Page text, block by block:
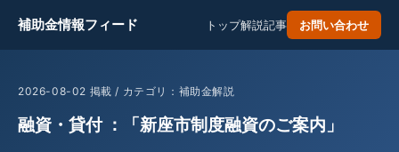
補助金情報フィード トップ解説記事 お問い合わせ
2026-08-02 掲載 / カテゴリ：補助金解説
融資・貸付 ：「新座市制度融資のご案内」